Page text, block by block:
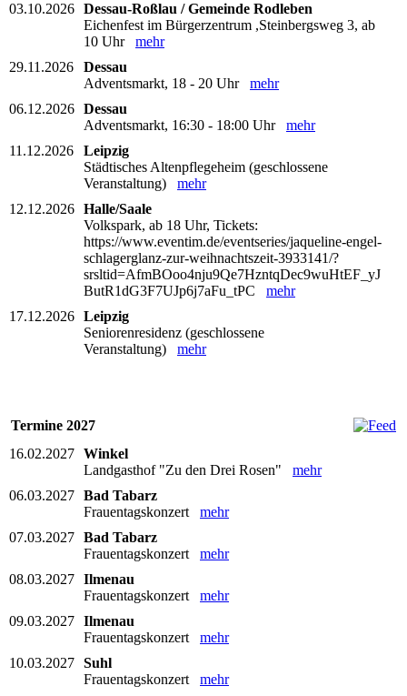
03.10.2026 Dessau-Roßlau / Gemeinde Rodleben
Eichenfest im Bürgerzentrum ,Steinbergsweg 3, ab
10 Uhr mehr
29.11.2026
Dessau
Adventsmarkt, 18 - 20 Uhr mehr
06.12.2026 Dessau
Adventsmarkt, 16:30 - 18:00 Uhr mehr
11.12.2026
Leipzig
Städtisches Altenpflegeheim (geschlossene
Veranstaltung) mehr
12.12.2026 Halle/Saale
Volkspark, ab 18 Uhr, Tickets:
https://www.eventim.de/eventseries/jaqueline-engel-
schlagerglanz-zur-weihnachtszeit-3933141/?
srsltid=AfmBOoo4nju9Qe7HzntqDec9wuHtEF_yJ
ButR1dG3F7UJp6j7aFu_tPC mehr
17.12.2026 Leipzig
Seniorenresidenz (geschlossene
Veranstaltung) mehr
Termine 2027
16.02.2027 Winkel
Landgasthof "Zu den Drei Rosen" mehr
06.03.2027 Bad Tabarz
Frauentagskonzert mehr
07.03.2027 Bad Tabarz
Frauentagskonzert mehr
08.03.2027 Ilmenau
Frauentagskonzert mehr
09.03.2027 Ilmenau
Frauentagskonzert mehr
10.03.2027 Suhl
Frauentagskonzert mehr